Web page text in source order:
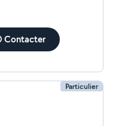
Contacter
Particulier